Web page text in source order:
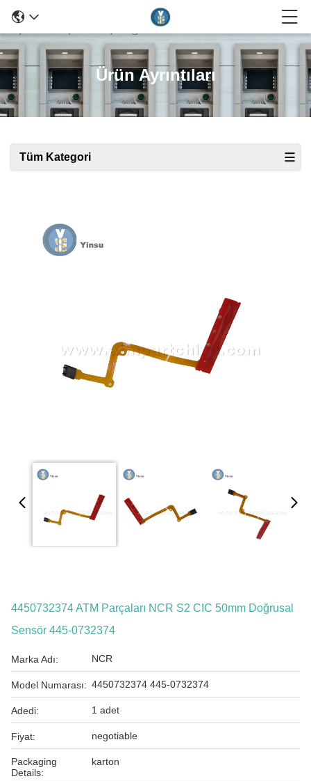
Ürün Ayrıntıları
Tüm Kategori
4450732374 ATM Parçaları NCR S2 CIC 50mm Doğrusal
Sensör 445-0732374
Marka Adı: NCR
Model Numarası: 4450732374 445-0732374
Adedi: 1 adet
Fiyat: negotiable
Packaging
Details:
karton